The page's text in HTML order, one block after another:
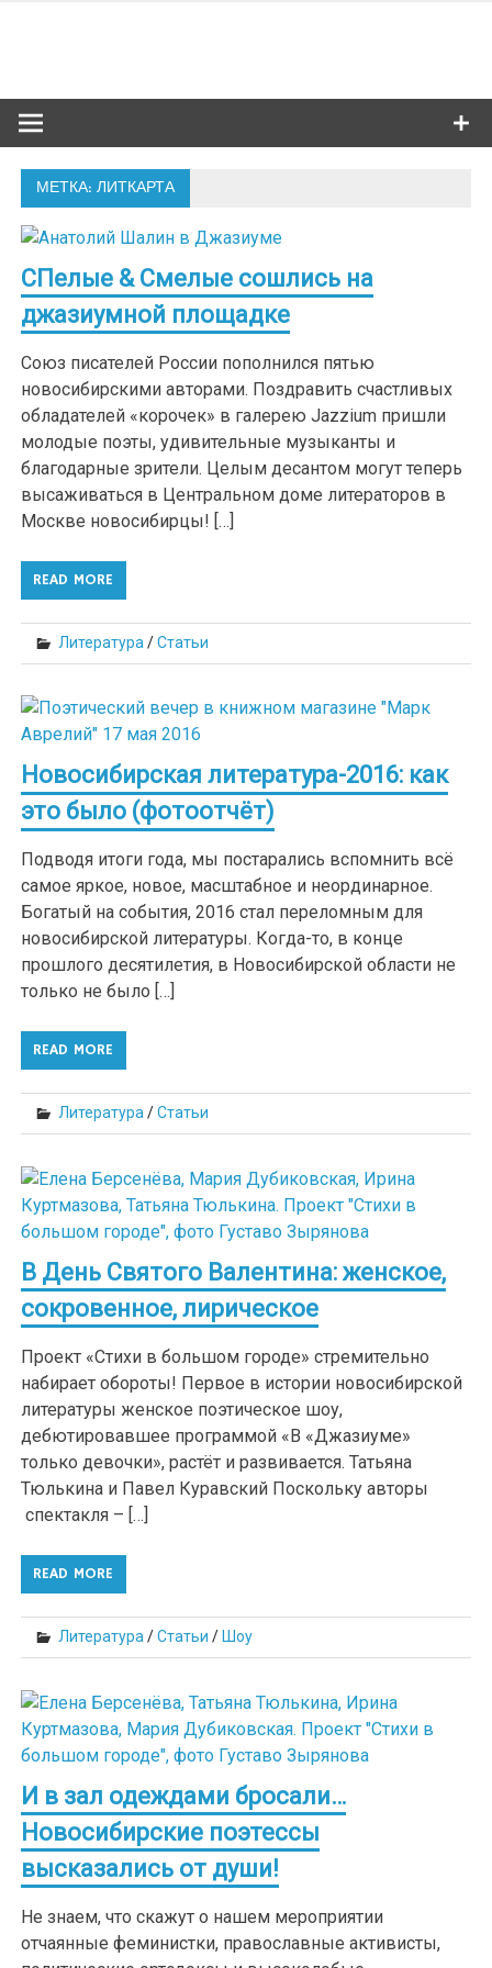
МЕТКА: ЛИТКАРТА
СПелые & Смелые сошлись на
джазиумной площадке
Союз писателей России пополнился пятью
новосибирскими авторами. Поздравить счастливых
обладателей «корочек» в галерею Jazzium пришли
молодые поэты, удивительные музыканты и
благодарные зрители. Целым десантом могут теперь
высаживаться в Центральном доме литераторов в
Москве новосибирцы! […]
READ MORE
Литература /Статьи
Новосибирская литература-2016: как
это было (фотоотчёт)
Подводя итоги года, мы постарались вспомнить всё
самое яркое, новое, масштабное и неординарное.
Богатый на события, 2016 стал переломным для
новосибирской литературы. Когда-то, в конце
прошлого десятилетия, в Новосибирской области не
только не было […]
READ MORE
Литература/Статьи
В День Святого Валентина: женское,
сокровенное, лирическое
Проект «Стихи в большом городе» стремительно
набирает обороты! Первое в истории новосибирской
литературы женское поэтическое шоу,
дебютировавшее программой «В «Джазиуме»
только девочки», растёт и развивается. Татьяна
Тюлькина и Павел Куравский Поскольку авторы
спектакля – […]
READ MORE
Литература /Статьи / Шоу
И в зал одеждами бросали…
Новосибирские поэтессы
высказались от души!
Не знаем, что скажут о нашем мероприятии
отчаянные феминистки, православные активисты,